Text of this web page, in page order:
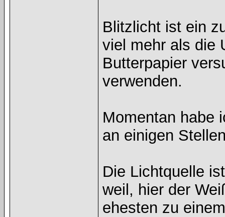
Blitzlicht ist ein
viel mehr als die
Butterpapier
verwenden.
Momentan habe
an einigen
Die Lichtquelle
weil, hier der
ehesten zu